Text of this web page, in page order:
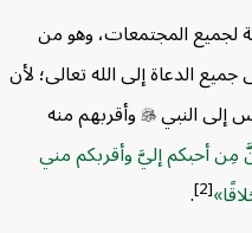
المجتمعات، وهو من
إلى الله تعالى؛ لأن
النبيوأقربهم منه
إليَّ وأقربكم مني
[2]
.